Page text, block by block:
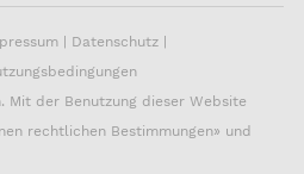
| Datenschutz |
Mit der Benutzung dieser Website
rechtlichen Bestimmungen» und